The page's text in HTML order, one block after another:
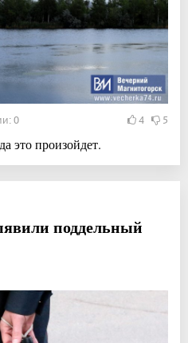
0 4 5
это произойдет.
поддельный